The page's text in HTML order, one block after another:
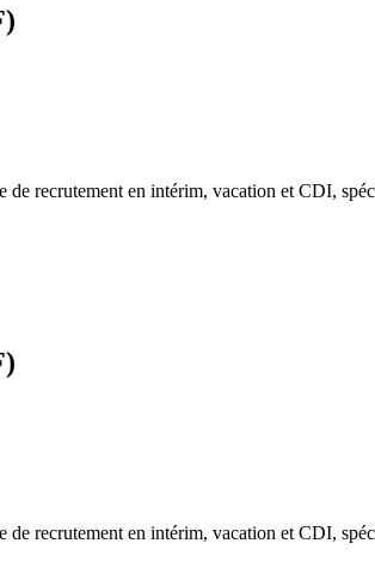
de recrutement en intérim, vacation et CDI,
de recrutement en intérim, vacation et CDI,